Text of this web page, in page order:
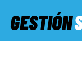
GESTIÓN